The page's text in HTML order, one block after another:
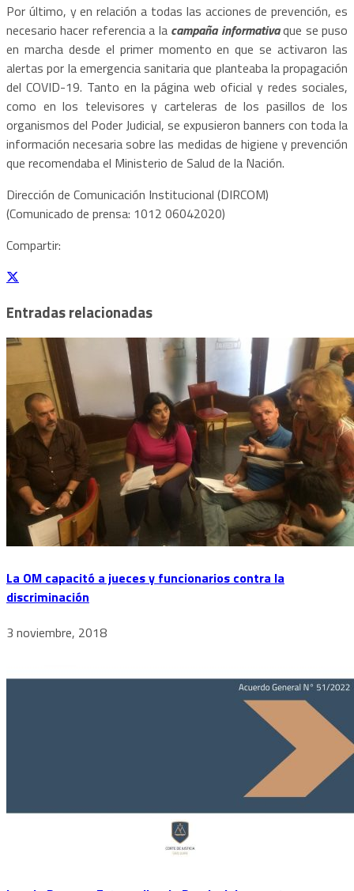
Por último, y en relación a todas las acciones de prevención, es
necesario hacer referencia a la campaña informativaque se puso
en marcha desde el primer momento en que se activaron las
alertas por la emergencia sanitaria que planteaba la propagación
del COVID-19. Tanto en la página web oficial y redes sociales,
como en los televisores y carteleras de los pasillos de los
organismos del Poder Judicial, se expusieron banners con toda la
información necesaria sobre las medidas de higiene y prevención
que recomendaba el Ministerio de Salud de la Nación.
Dirección de Comunicación Institucional (DIRCOM)
(Comunicado de prensa: 1012 06042020)
Compartir:
Entradas relacionadas
La OM capacitó a jueces y funcionarios contra la
discriminación
3 noviembre, 2018